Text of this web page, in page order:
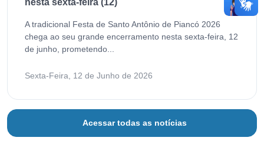
nesta sexta-feira (12)
A tradicional Festa de Santo Antônio de Piancó 2026
chega ao seu grande encerramento nesta sexta-feira, 12
de junho, prometendo...
Sexta-Feira, 12 de Junho de 2026
Acessar todas as notícias